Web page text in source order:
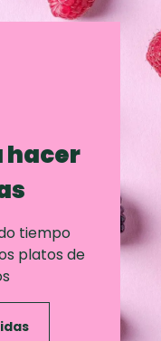
hacer
tiempo
platos de